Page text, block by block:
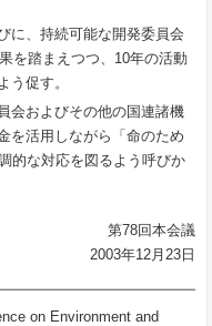
に、持続可能な開発委員会
を踏まえつつ、10年の活動
う促す。
会およびその他の国連諸機
を活用しながら「命のため
的な対応を図るよう呼びか
第78回本会議
2003年12月23日
on Environment and